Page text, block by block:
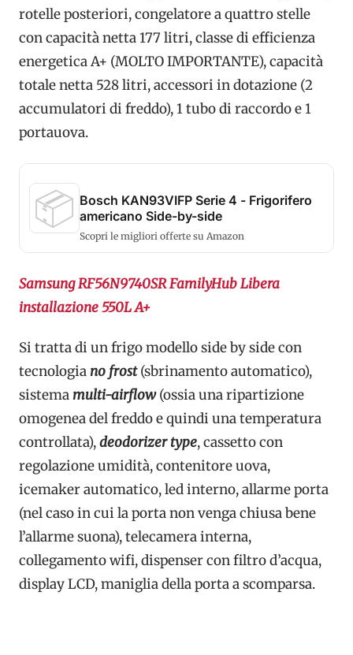
rotelle posteriori, congelatore a quattro stelle
con capacità netta 177 litri, classe di efficienza
energetica A+ (MOLTO IMPORTANTE), capacità
totale netta 528 litri, accessori in dotazione (2
accumulatori di freddo), 1 tubo di raccordo e 1
portauova.
📦 Bosch KAN93VIFP Serie 4 - Frigorifero
americano Side-by-side
Scopri le migliori offerte su Amazon
Samsung RF56N9740SR FamilyHub Libera
installazione 550L A+
Si tratta di un frigo modello side by side con
tecnologia no frost(sbrinamento automatico),
sistemamulti-airflow(ossia una ripartizione
omogenea del freddo e quindi una temperatura
controllata),deodorizer type, cassetto con
regolazione umidità, contenitore uova,
icemaker automatico, led interno, allarme porta
(nel caso in cui la porta non venga chiusa bene
l’allarme suona), telecamera interna,
collegamento wifi, dispenser con filtro d’acqua,
display LCD, maniglia della porta a scomparsa.